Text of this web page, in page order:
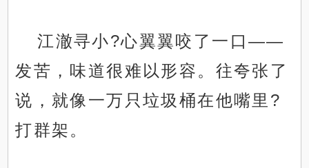
江澈寻小?心翼翼咬了一口——
发苦，味道很难以形容。往夸张了
说，就像一万只垃圾桶在他嘴里?
打群架。